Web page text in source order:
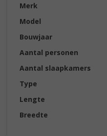
Merk
Model
Bouwjaar
Aantal personen
Aantal slaapkamers
Type
Lengte
Breedte